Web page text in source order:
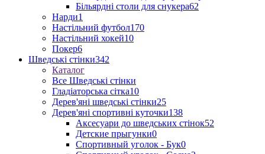
Більярдні столи для снукера62
Нарди1
Настільний футбол170
Настільний хокей10
Покер6
Шведські стінки342
Каталог
Все Шведські стінки
Гладіаторська сітка10
Дерев'яні шведські стінки25
Дерев'яні спортивні куточки138
Аксесуари до шведських стінок52
Детские прыгунки0
Спортивный уголок - Бук0